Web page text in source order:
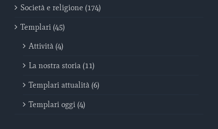
Società e religione (174)
Templari (45)
Attività (4)
La nostra storia (11)
Templari attualità (6)
Templari oggi (4)